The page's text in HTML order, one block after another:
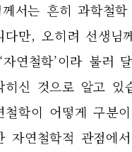
서는 흔히 과학철학
다만, 오히려 선생님
연철학’이라 불러
히신 것으로 알고 있
철학이 어떻게 구분
자연철학적 관점에